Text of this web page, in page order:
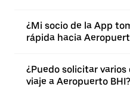
¿Mi socio de la App
rápida hacia
¿Puedo solicitar
viaje a Aeropuerto BHI?